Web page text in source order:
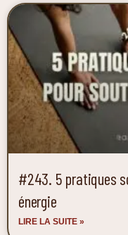
#243. 5 pratiques
énergie
LIRE LA SUITE »